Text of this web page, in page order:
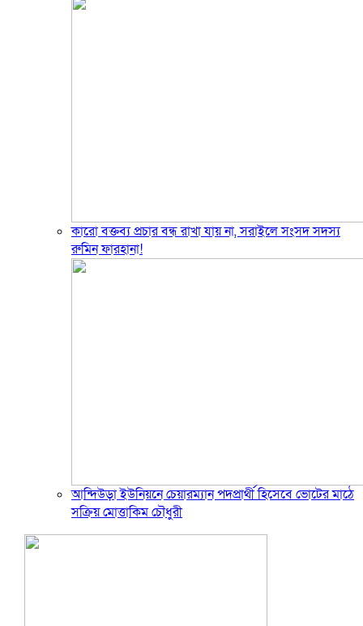
‎কারো বক্তব্য প্রচার বন্ধ রাখা যায় না, সরাইলে সংসদ সদস্য
রুমিন ফারহানা!
আন্দিউড়া ইউনিয়নে চেয়ারম্যান পদপ্রার্থী হিসেবে ভোটের মাঠে
সক্রিয় মোত্তাকিম চৌধুরী